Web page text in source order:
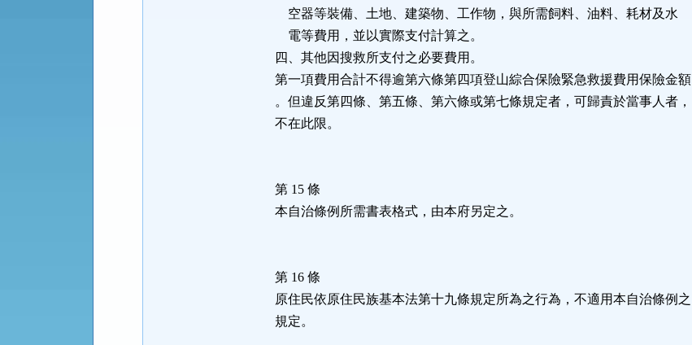
空器等裝備、土地、建築物、工作物，與所需飼料、油料、耗材及水
電等費用，並以實際支付計算之。
四、其他因搜救所支付之必要費用。
第一項費用合計不得逾第六條第四項登山綜合保險緊急救援費用保險金額
。但違反第四條、第五條、第六條或第七條規定者，可歸責於當事人者，
不在此限。
第 15 條
本自治條例所需書表格式，由本府另定之。
第 16 條
原住民依原住民族基本法第十九條規定所為之行為，不適用本自治條例之
規定。